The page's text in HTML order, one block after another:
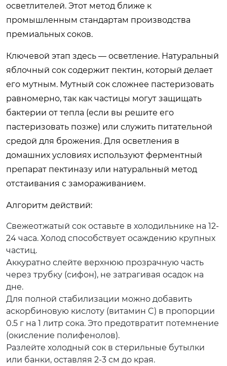
осветлителей. Этот метод ближе к
промышленным стандартам производства
премиальных соков.
Ключевой этап здесь — осветление. Натуральный
яблочный сок содержит пектин, который делает
его мутным. Мутный сок сложнее пастеризовать
равномерно, так как частицы могут защищать
бактерии от тепла (если вы решите его
пастеризовать позже) или служить питательной
средой для брожения. Для осветления в
домашних условиях используют ферментный
препарат пектиназу или натуральный метод
отстаивания с замораживанием.
Алгоритм действий:
Свежеотжатый сок оставьте в холодильнике на 12-
24 часа. Холод способствует осаждению крупных
частиц.
Аккуратно слейте верхнюю прозрачную часть
через трубку (сифон), не затрагивая осадок на
дне.
Для полной стабилизации можно добавить
аскорбиновую кислоту (витамин C) в пропорции
0.5 г на 1 литр сока. Это предотвратит потемнение
(окисление полифенолов).
Разлейте холодный сок в стерильные бутылки
или банки, оставляя 2-3 см до края.